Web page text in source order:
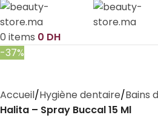
0 items 0 DH
-37%
Accueil Hygiène dentaire Bains
Halita – Spray Buccal 15 Ml